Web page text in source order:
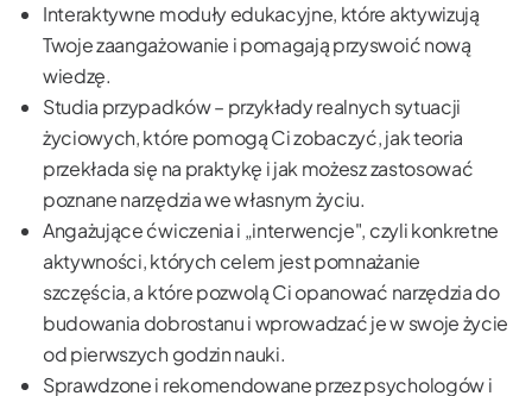
Interaktywne moduły edukacyjne, które aktywizują
Twoje zaangażowanie i pomagają przyswoić nową
wiedzę.
Studia przypadków – przykłady realnych sytuacji
życiowych, które pomogą Ci zobaczyć, jak teoria
przekłada się na praktykę i jak możesz zastosować
poznane narzędzia we własnym życiu.
Angażujące ćwiczenia i „interwencje", czyli konkretne
aktywności, których celem jest pomnażanie
szczęścia, a które pozwolą Ci opanować narzędzia do
budowania dobrostanu i wprowadzać je w swoje życie
od pierwszych godzin nauki.
Sprawdzone i rekomendowane przez psychologów i